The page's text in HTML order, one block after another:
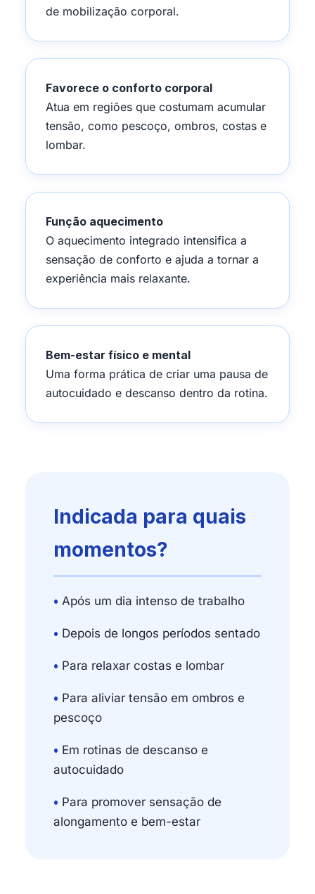
de mobilização corporal.
Favorece o conforto corporal
Atua em regiões que costumam acumular
tensão, como pescoço, ombros, costas e
lombar.
Função aquecimento
O aquecimento integrado intensifica a
sensação de conforto e ajuda a tornar a
experiência mais relaxante.
Bem-estar físico e mental
Uma forma prática de criar uma pausa de
autocuidado e descanso dentro da rotina.
Indicada para quais
momentos?
• Após um dia intenso de trabalho
• Depois de longos períodos sentado
• Para relaxar costas e lombar
• Para aliviar tensão em ombros e
pescoço
• Em rotinas de descanso e
autocuidado
• Para promover sensação de
alongamento e bem-estar